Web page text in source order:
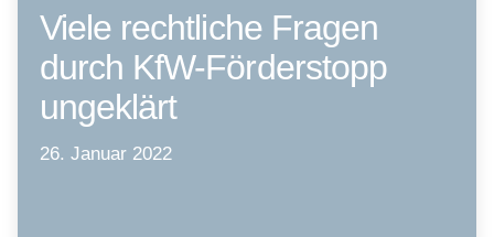
Viele rechtliche Fragen
durch KfW-Förderstopp
ungeklärt
26. Januar 2022